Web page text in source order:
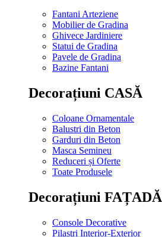
Fantani Arteziene
Mobilier de Gradina
Ghivece Jardiniere
Statui de Gradina
Pavele de Gradina
Bazine Fantani
Decorațiuni CASĂ
Coloane Ornamentale
Balustri din Beton
Garduri din Beton
Masca Semineu
Reduceri și Oferte
Toate Produsele
Decorațiuni FAȚADĂ
Console Decorative
Pilastri Interior-Exterior